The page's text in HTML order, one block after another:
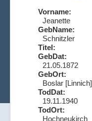
Vorname:
Jeanette
GebName:
Schnitzler
Titel:
GebDat:
21.05.1872
GebOrt:
Boslar [Linnich]
TodDat:
19.11.1940
TodOrt:
Hochneukirch